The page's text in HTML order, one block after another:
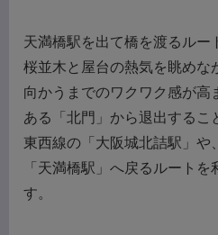
天満橋駅を出て橋を渡るルー
桜並木と屋台の熱気を眺めな
向かうまでのワクワク感が高
ある「北門」から退出するこ
東西線の「大阪城北詰駅」や
「天満橋駅」へ戻るルート
す。